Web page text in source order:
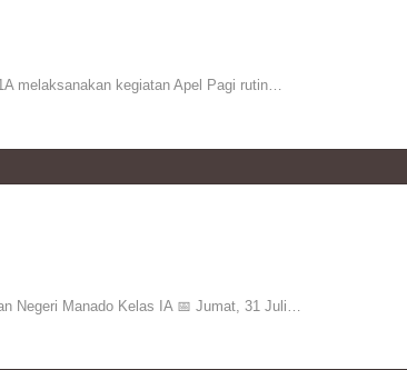
melaksanakan kegiatan Apel Pagi rutin…
Negeri Manado Kelas IA 📅 Jumat, 31 Juli…